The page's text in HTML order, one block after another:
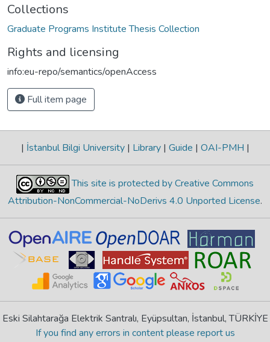
Collections
Graduate Programs Institute Thesis Collection
Rights and licensing
info:eu-repo/semantics/openAccess
Full item page
| İstanbul Bilgi University | Library | Guide | OAI-PMH |
This site is protected by Creative Commons
Attribution-NonCommercial-NoDerivs 4.0 Unported License.
Eski Silahtarağa Elektrik Santralı, Eyüpsultan, İstanbul, TÜRKİYE
If you find any errors in content please report us